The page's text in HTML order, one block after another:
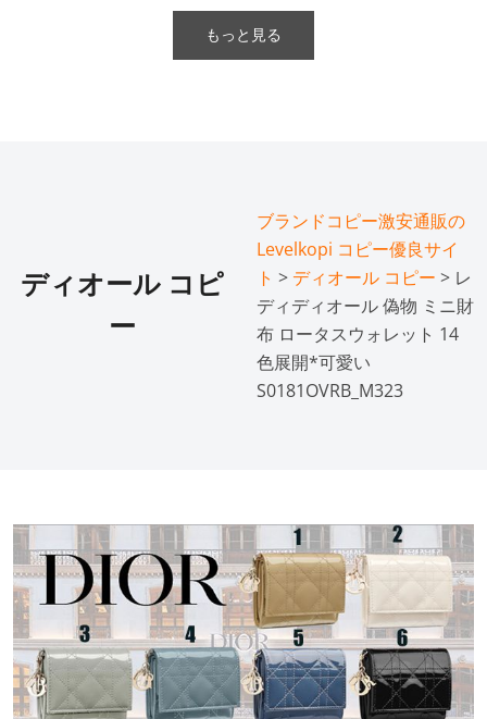
もっと見る
ディオール コピ
ー
ブランドコピー激安通販の
Levelkopi コピー優良サイ
ト > ディオール コピー > レ
ディディオール 偽物 ミニ財
布 ロータスウォレット 14
色展開*可愛い
S0181OVRB_M323